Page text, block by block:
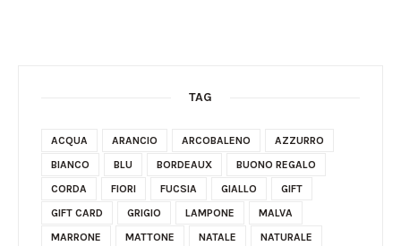
TAG
ACQUA ARANCIO ARCOBALENO
AZZURRO
BIANCO
BLU BORDEAUX
BUONO REGALO
CORDA
FIORI FUCSIA GIALLO
GIFT
GIFT CARD
GRIGIO LAMPONE
MALVA
MARRONE
MATTONE NATALE
NATURALE